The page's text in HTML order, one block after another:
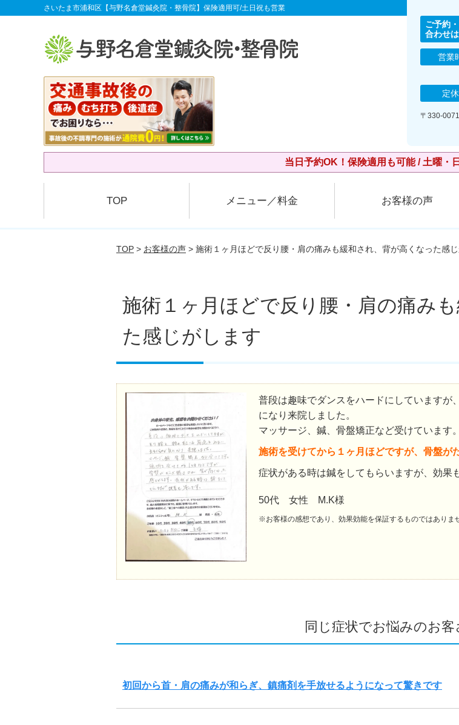
さいたま市浦和区【与野名倉堂鍼灸院・整骨院】保険適用可/土日祝も営業
ご予約
合わせ
営業
定
〒330-
当日予約OK！保険適用も可能 / 土曜・
TOP メニュー／料金 お客様の声
TOP > お客様の声 > 施術１ヶ月ほどで反り腰・肩の痛みも緩和され、背が高くなった感
施術１ヶ月ほどで反り腰・肩の痛み
た感じがします
普段は趣味でダンスをハードにしていますが
になり来院しました。
マッサージ、鍼、骨盤矯正など受けています。
施術を受けてから１ヶ月ほどですが、骨盤が
症状がある時は鍼をしてもらいますが、効果
50代 女性 M.K様
※お客様の感想であり、効果効能を保証するものではありま
同じ症状でお悩みのお
初回から首・肩の痛みが和らぎ、鎮痛剤を手放せるようになって驚きです